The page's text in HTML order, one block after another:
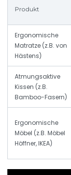
Produkt
Ergonomische
Matratze (z.B. von
Hästens)
Atmungsaktive
Kissen (z.B.
Bamboo-Fasern)
Ergonomische
Möbel (z.B. Möbel
Höffner, IKEA)